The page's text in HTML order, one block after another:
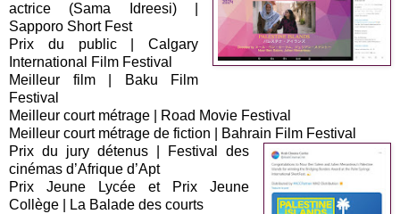
actrice (Sama Idreesi) |
Sapporo Short Fest
Prix du public | Calgary
International Film Festival
Meilleur film | Baku Film
Festival
Meilleur court métrage | Road Movie Festival
Meilleur court métrage de fiction | Bahrain Film Festival
Prix du jury détenus | Festival des
cinémas d’Afrique d’Apt
Prix Jeune Lycée et Prix Jeune
Collège | La Balade des courts